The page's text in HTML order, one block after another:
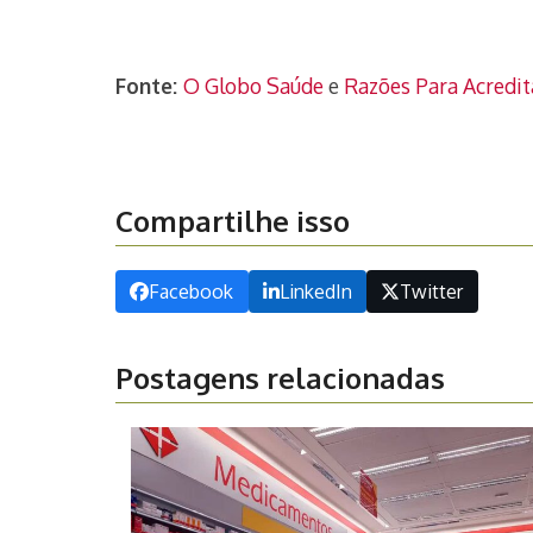
Fonte: O Globo Saúdee Razões Para
Compartilhe isso
Facebook LinkedIn Twitter
Postagens relacionadas